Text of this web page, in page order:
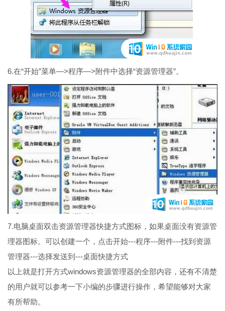
6.在“开始”菜单—>程序—>附件中选择“资源管理器”。
7.电脑桌面双击资源管理器快捷方式图标，如果桌面没有资源管
理器图标。可以创建一个，点击开始---程序---附件---找到资源
管理器---选择发送到---桌面快捷方式
以上就是打开方式windows资源管理器的全部内容，还有不清楚
的用户就可以参考一下小编的步骤进行操作，希望能够对大家
有所帮助。